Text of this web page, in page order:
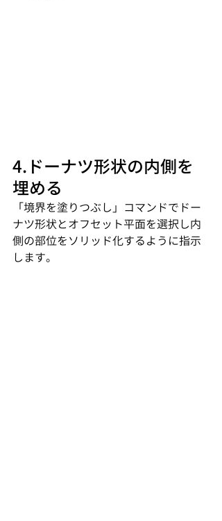
4.ドーナツ形状の内側を
埋める
「境界を塗りつぶし」コマンドでドー
ナツ形状とオフセット平面を選択し内
側の部位をソリッド化するように指示
します。